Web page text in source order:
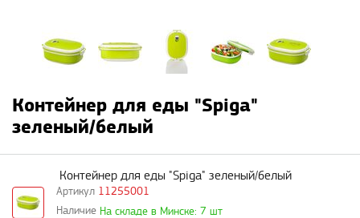
Контейнер для еды "Spiga"
зеленый/белый
11255001
Контейнер для еды "Spiga" зеленый/белый
На складе в Минске: 7 шт